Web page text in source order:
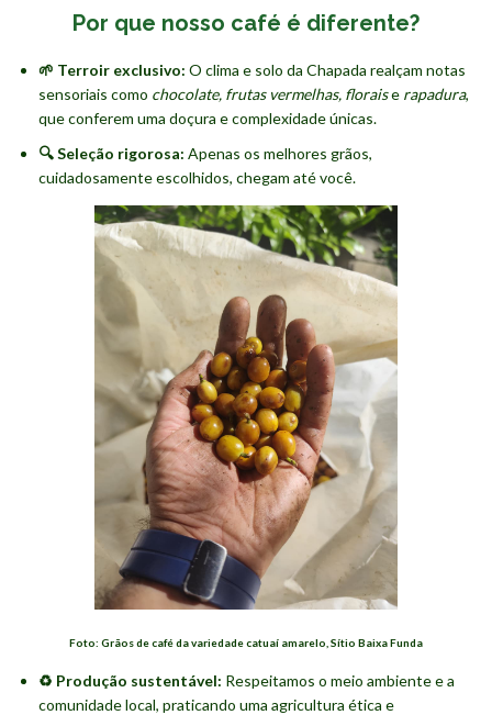
Por que nosso café é diferente?
🌱 Terroir exclusivo: O clima e solo da Chapada realçam notas
sensoriais como chocolate, frutas vermelhas, floraise rapadura,
que conferem uma doçura e complexidade únicas.
🔍 Seleção rigorosa: Apenas os melhores grãos,
cuidadosamente escolhidos, chegam até você.
Foto: Grãos de café da variedade catuaí amarelo, Sítio Baixa Funda
♻️ Produção sustentável: Respeitamos o meio ambiente e a
comunidade local, praticando uma agricultura ética e